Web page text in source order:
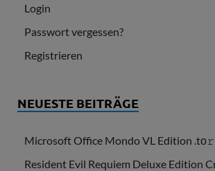
Login
Passwort vergessen?
Registrieren
NEUESTE BEITRÄGE
Microsoft Office Mondo VL Edition
Resident Evil Requiem Deluxe Edition